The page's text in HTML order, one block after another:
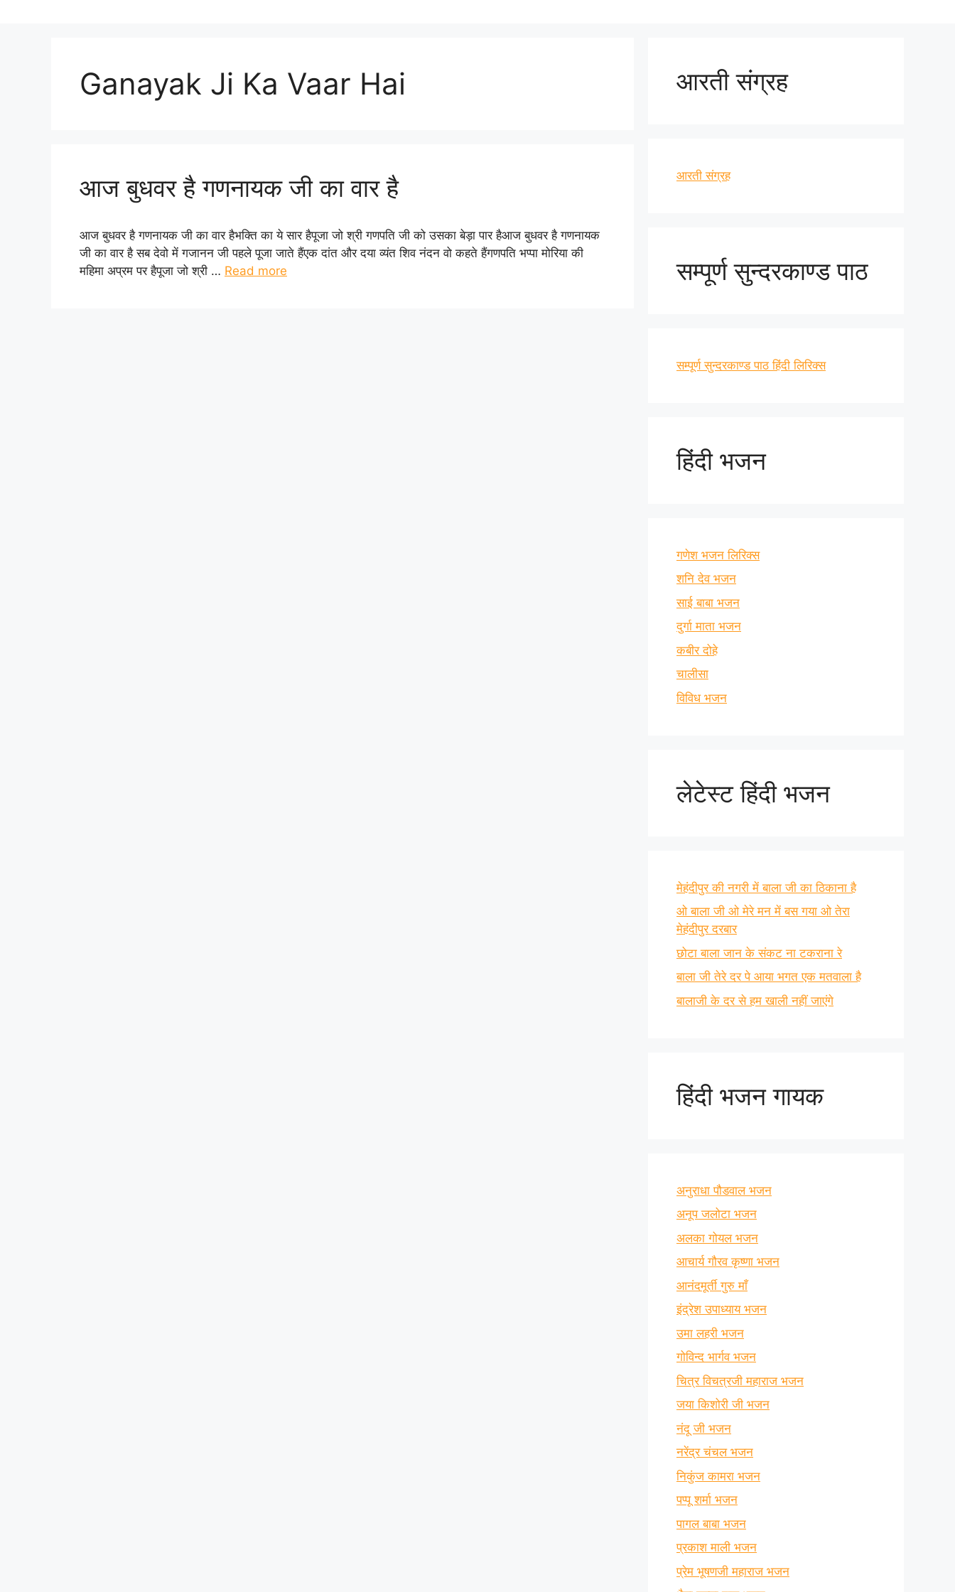
Ganayak Ji Ka Vaar Hai
आज बुधवर है गणनायक जी का वार है
आज बुधवर है गणनायक जी का वार हैभक्ति का ये सार हैपूजा जो श्री गणपति जी को उसका बेड़ा पार हैआज बुधवर है गणनायक
जी का वार है सब देवो में गजानन जी पहले पूजा जाते हैंएक दांत और दया व्यंत शिव नंदन वो कहते हैंगणपति भप्पा मोरिया की
महिमा अप्रम पर हैपूजा जो श्री … Read more
आरती संग्रह
आरती संग्रह
सम्पूर्ण सुन्दरकाण्ड पाठ
सम्पूर्ण सुन्दरकाण्ड पाठ हिंदी लिरिक्स
हिंदी भजन
गणेश भजन लिरिक्स
शनि देव भजन
साई बाबा भजन
दुर्गा माता भजन
कबीर दोहे
चालीसा
विविध भजन
लेटेस्ट हिंदी भजन
मेहंदीपुर की नगरी में बाला जी का ठिकाना है
ओ बाला जी ओ मेरे मन में बस गया ओ तेरा
मेहंदीपुर दरबार
छोटा बाला जान के संकट ना टकराना रे
बाला जी तेरे दर पे आया भगत एक मतवाला है
बालाजी के दर से हम खाली नहीं जाएंगे
हिंदी भजन गायक
अनुराधा पौडवाल भजन
अनूप जलोटा भजन
अलका गोयल भजन
आचार्य गौरव कृष्णा भजन
आनंदमूर्ती गुरु माँ
इंद्रेश उपाध्याय भजन
उमा लहरी भजन
गोविन्द भार्गव भजन
चित्र विचत्रजी महाराज भजन
जया किशोरी जी भजन
नंदू जी भजन
नरेंद्र चंचल भजन
निकुंज कामरा भजन
पप्पू शर्मा भजन
पागल बाबा भजन
प्रकाश माली भजन
प्रेम भूषणजी महाराज भजन